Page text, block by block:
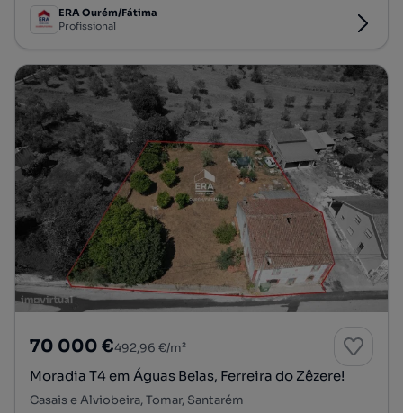
ERA Ourém/Fátima
Profissional
70 000 €492,96 €/m²
Moradia T4 em Águas Belas, Ferreira do Zêzere!
Casais e Alviobeira, Tomar, Santarém